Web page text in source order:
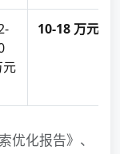
元
10-18 万元
优化报告》、